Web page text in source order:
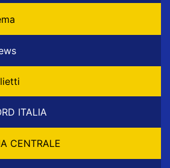
ITALIA
ITALIA CENTRALE